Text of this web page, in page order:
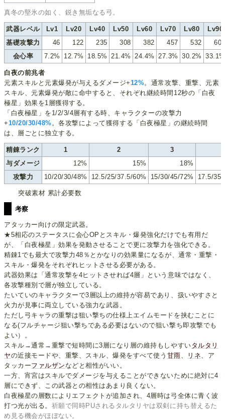
真冬の堅氷の如く、鋭き無垢なる弓。
武器レベル Lv1 Lv20 Lv40 Lv50 Lv60 Lv70 Lv80
Lv90
基礎攻撃力
46 122 235 308 382 457 532
608
会心率
7.2% 12.7% 18.5% 21.4% 24.4% 27.3% 30.2% 33.1%
白夜の前兆者
元素スキルと元素爆発が与えるダメージ+12%。通常攻撃、重撃、元素
スキル、元素爆発が敵に命中すると、それぞれ継続時間12秒の「白夜
極星」効果を1層獲得する。
「白夜極星」を1/2/3/4層有する時、キャラクターの攻撃力
+10/20/30/48%。各攻撃によって獲得する「白夜極星」の継続時間
は、層ごとに独立する。
精錬ランク 1 2 3
与ダメージ
12% 15%
18%
攻撃力
10/20/30/48% 12.5/25/37.5/60% 15/30/45/72% 17.5/
突破素材 累計必要数
考察
アタッカー向けの限定武器。
★5相応のステータスに会心OPとスキル・爆発強化だけでも有用だ
が、「白夜極星」効果を発動させることで更に攻撃力を強化できる。
精錬1でも最大で攻撃力48％とかなりの効果量になるが、通常・重撃・
スキル・爆発をそれぞれヒットさせる必要がある。
武器効果は「通常攻撃を4ヒットさせれば4層」という意味ではなく、
各攻撃種別で層が独立している。
たいていのキャラクターで3層以上の維持が容易であり、扱いやすさと
火力が見事に両立している強力な武器。
ただし弓キャラの重撃は狙い撃ちの仕様上エイムモードを挟むことに
なる(フルチャージ狙い撃ちである必要はないので狙い撃ち即攻撃でも
よい）。
スキル→通常→重撃で短時間に3層になり層の維持もしやすいタルタリ
ヤの近接モードや、重撃、スキル、爆発をすべて使う 甘雨、 リネ、ア
タッカーファルザン などと相性がいい。
一方、宵宮はスキルでダメージを与えることができないために絶対に4
層にできず、この武器との相性はあまり良くない。
白夜極星の層数によりエフェクトが追加され、4層時は弓全体に青く波
打つ光が出る。 祈願で同時PUされるタルタリヤは双剣に持ち替えるた
め見る機会がほぼない。